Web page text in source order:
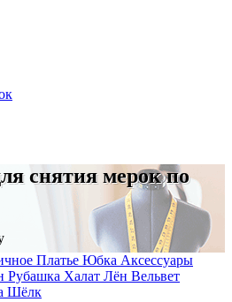
снятия мерок по
Платье Юбка Аксессуары
Рубашка Халат Лён Вельвет
Шёлк